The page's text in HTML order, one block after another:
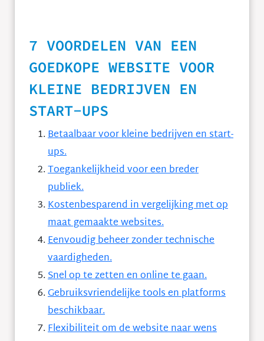
7 VOORDELEN VAN EEN
GOEDKOPE WEBSITE VOOR
KLEINE BEDRIJVEN EN
START-UPS
Betaalbaar voor kleine bedrijven en start-
ups.
Toegankelijkheid voor een breder
publiek.
Kostenbesparend in vergelijking met op
maat gemaakte websites.
Eenvoudig beheer zonder technische
vaardigheden.
Snel op te zetten en online te gaan.
Gebruiksvriendelijke tools en platforms
beschikbaar.
Flexibiliteit om de website naar wens